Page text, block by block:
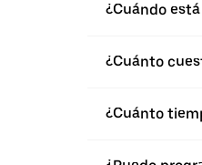
¿Cuándo
¿Cuánto
¿Cuánto